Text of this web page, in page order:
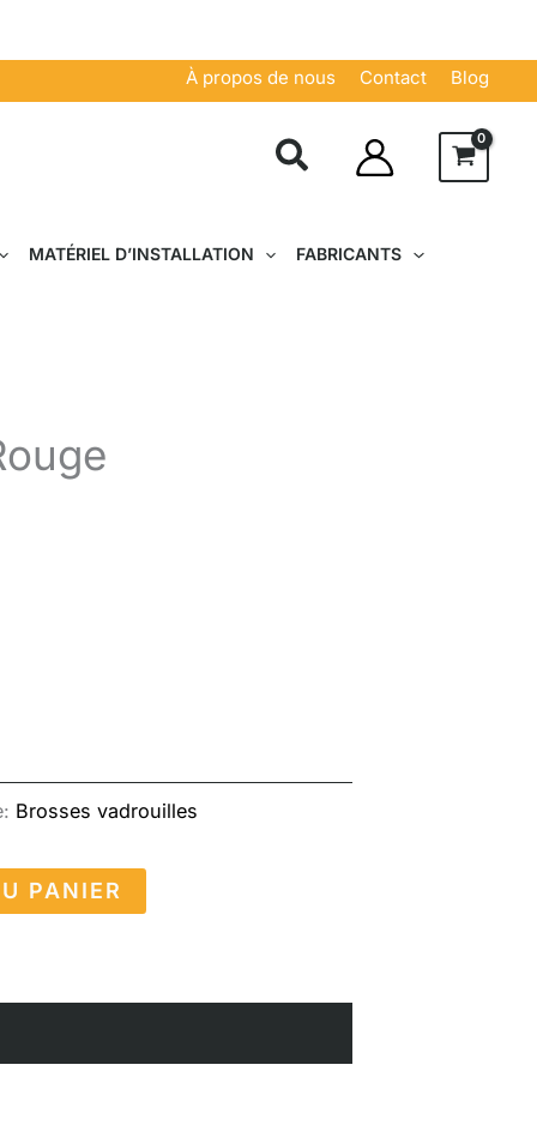
À propos de nous Contact Blog
MATÉRIEL D’INSTALLATION FABRICANTS
Brosses vadrouilles
PANIER